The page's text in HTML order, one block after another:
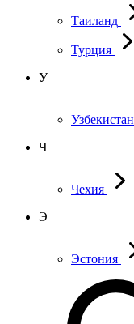
Таиланд
Турция
У
Узбекистан
Ч
Чехия
Э
Эстония